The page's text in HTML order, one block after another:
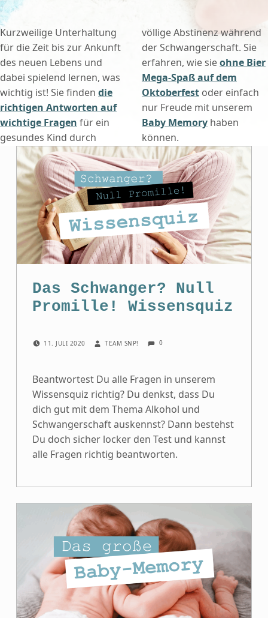
Kurzweilige Unterhaltung
für die Zeit bis zur Ankunft
des neuen Lebens und
dabei spielend lernen, was
wichtig ist! Sie finden die
richtigen Antworten auf
wichtige Fragen für ein
gesundes Kind durch
völlige Abstinenz während
der Schwangerschaft. Sie
erfahren, wie sieohne Bier
Mega-Spaß auf dem
Oktoberfestoder einfach
nur Freude mit unserem
Baby Memoryhaben
können.
Das Schwanger? Null
Promille! Wissensquiz
11. JULI 2020 TEAM SNP! 0
Beantwortest Du alle Fragen in unserem
Wissensquiz richtig? Du denkst, dass Du
dich gut mit dem Thema Alkohol und
Schwangerschaft auskennst? Dann bestehst
Du doch sicher locker den Test und kannst
alle Fragen richtig beantworten.